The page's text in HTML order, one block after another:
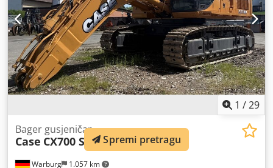
1 /29
Warburg 1.057 km
Bager gusjeničar
Case CX700 SME Spremi pretragu